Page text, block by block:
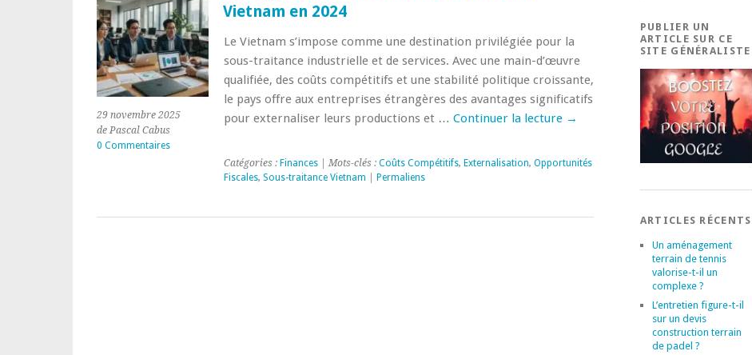
29 novembre 2025
de Pascal Cabus
0 Commentaires
Vietnam en 2024
Le Vietnam s’impose comme une destination privilégiée pour la
sous-traitance industrielle et de services. Avec une main-d’œuvre
qualifiée, des coûts compétitifs et une stabilité politique croissante,
le pays offre aux entreprises étrangères des avantages significatifs
pour externaliser leurs productions et … Continuer la lecture →
Catégories : Finances| Mots-clés : Coûts Compétitifs, Externalisation, Opportunités
Fiscales, Sous-traitance Vietnam Permaliens
PUBLIER UN
ARTICLE SUR CE
SITE GÉNÉRALISTE
ARTICLES RÉCENTS
Un aménagement
terrain de tennis
valorise-t-il un
complexe ?
L’entretien figure-t-il
sur un devis
construction terrain
de padel ?